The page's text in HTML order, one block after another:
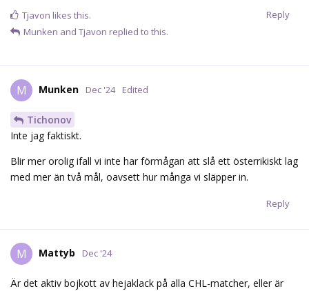
Reply
Tjavon likes this.
Munken and Tjavon replied to this.
M Munken Dec '24 Edited
Tichonov
Inte jag faktiskt.
Blir mer orolig ifall vi inte har förmågan att slå ett österrikiskt lag
med mer än två mål, oavsett hur många vi släpper in.
Reply
M Mattyb Dec '24
Är det aktiv bojkott av hejaklack på alla CHL-matcher, eller är